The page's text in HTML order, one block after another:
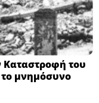
Καταστροφή του
μνημόσυνο